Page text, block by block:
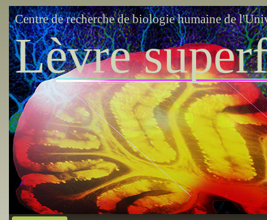
Centre de recherche de biologie humaine de
Lèvre